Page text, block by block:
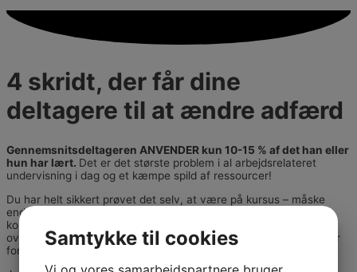
4 skridt, der får dine
deltagere til at ændre adfærd
Gennemsnitsdeltageren ANVENDER kun 10-15 % af det han eller
hun har lært. Det er det største problem i al arbejdsrelateret
undervisning i dag og et kæmpe spild af ressourcer!
Du har helt sikkert prøvet det selv, at være på kursus – måske
endda et rigtig spændende kursus – og så 14 dage efter kunne
konstatere, at det vist ikke ændrede alverden (hvis du
overhovedet skænker det en tanke). En række undersøgelser har
fortalt os at det er reglen, ikke undtagelsen. Desværre!
Samtykke til cookies